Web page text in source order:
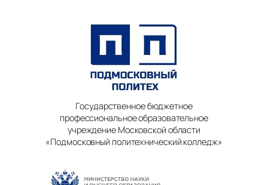
Государственное бюджетное
профессиональное образовательное
учреждение Московской области
«Подмосковный политехнический колледж»